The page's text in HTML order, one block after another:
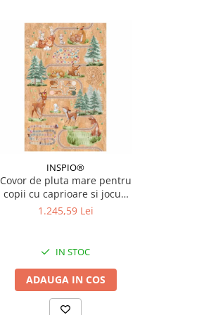
INSPIO®
Covor de pluta mare pentru
copii cu caprioare si jocuri
pentru copii, 140 x 220 cm
1.245,59 Lei
IN STOC
ADAUGA IN COS